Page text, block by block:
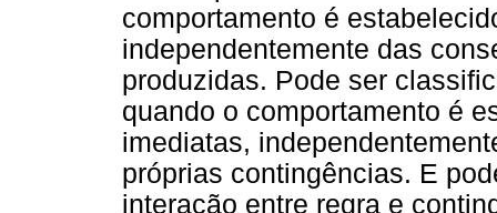
comportamento é
independentemente das
produzidas. Pode ser
quando o comportamento é
imediatas,
próprias contingências. E
interação entre regra e